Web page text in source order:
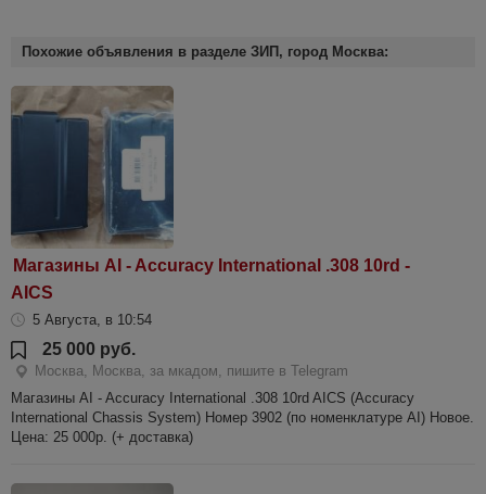
Похожие объявления в разделе ЗИП, город Москва:
Магазины AI - Accuracy International .308 10rd -
AICS
5 Августа, в 10:54
25 000 руб.
Москва, Москва, за мкадом, пишите в Telegram
Магазины AI - Accuracy International .308 10rd AICS (Accuracy
International Chassis System) Номер 3902 (по номенклатуре AI) Новое.
Цена: 25 000р. (+ доставка)